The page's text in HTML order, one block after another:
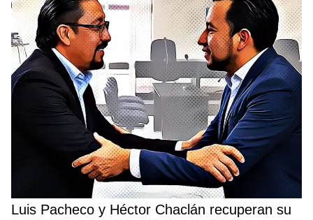
Luis Pacheco y Héctor Chaclán recuperan su